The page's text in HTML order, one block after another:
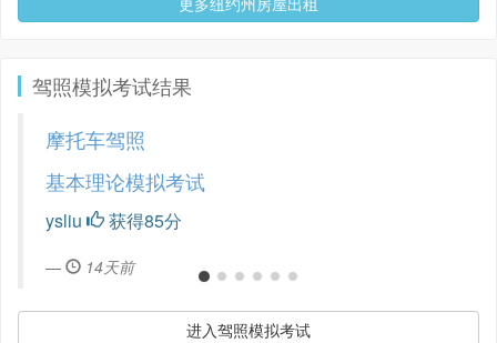
驾照模拟考试结果
摩托车驾照
基本理论模拟考试
ysliu 获得85分
14天前
进入驾照模拟考试